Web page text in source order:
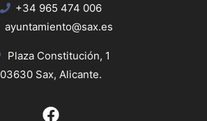
+34 965 474 006
ayuntamiento@sax.es
Plaza Constitución, 1
03630 Sax, Alicante.